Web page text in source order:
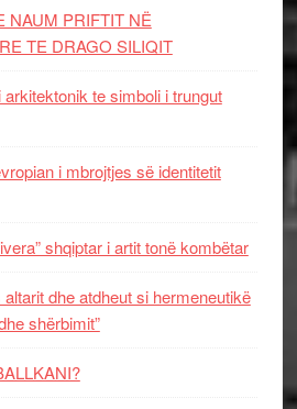
NAUM PRIFTIT NË
TE DRAGO SILIQIT
te simboli i trungut
i mbrojtjes së identitetit
shqiptar i artit tonë kombëtar
dhe atdheut si hermeneutikë
shërbimit”